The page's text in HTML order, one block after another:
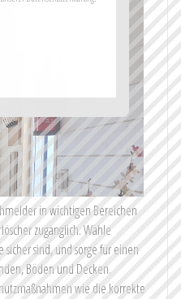
in wichtigen Bereichen
zugänglich. Wähle
sind, und sorge für einen
Böden und Decken.
wie die korrekte